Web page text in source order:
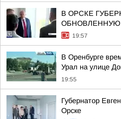
В ОРСКЕ
ОБНОВЛЕННУЮ
19:57
В Оренбурге
Урал на улице
19:55
Губернатор
Орске